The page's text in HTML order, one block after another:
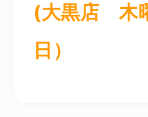
(大黒店 木
日）